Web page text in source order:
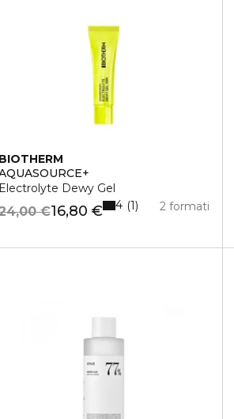
BIOTHERM
Electrolyte Dewy Gel
16,80 €
€ 2 formati
4 1